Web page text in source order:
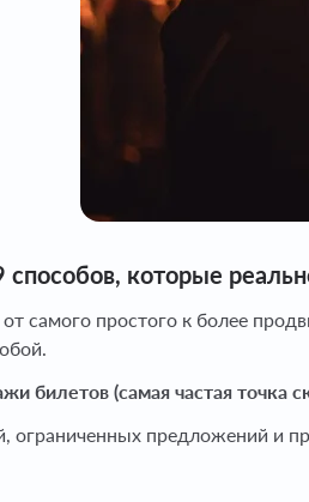
способов, которые
самого простого к более
билетов (самая частая точка
ограниченных предложений и